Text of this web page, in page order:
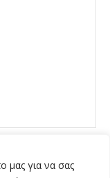
μας για να σας